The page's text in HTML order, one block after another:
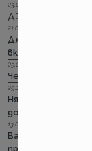
23.09.2022 г.
ДЗИ: Ами няма
21.09.2022 г.
Дженерали:
включително и
25.08.2022 г.
Черно бялото ще
29.12.2018 г.
Няма да работим
добра година.
13.08.2018 г.
Важно! Вашата
прекратена на